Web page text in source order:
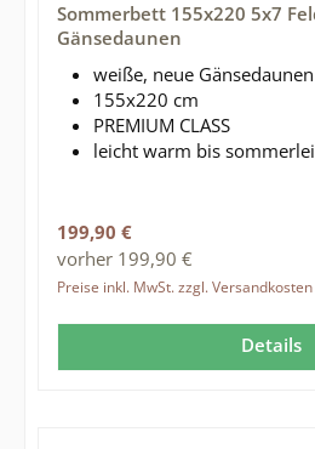
Sommerbett 155x220 5x7 Felder Steppung 100%
Gänsedaunen
weiße, neue
155x220 cm
PREMIUM CLASS
leicht warm bis
Regulärer Preis:
199,90 €
vorher 199,90 €
Preise inkl. MwSt. zzgl. Versandkosten
Details